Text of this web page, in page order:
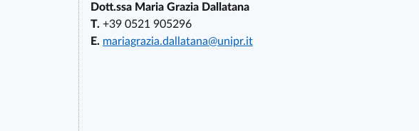
Dott.ssa Maria Grazia Dallatana
T. +39 0521 905296
E. mariagrazia.dallatana@unipr.it